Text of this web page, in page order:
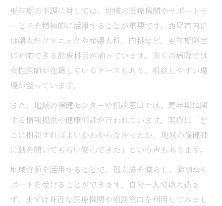
更年期の不調に対しては、地域の医療機関やサポートサ
ービスを積極的に活用することが重要です。西尾市内に
は婦人科クリニックや産婦人科、内科など、更年期障害
に対応できる診療科目が揃っています。多くの病院では
女性医師が在籍しているケースもあり、相談しやすい環
境が整っています。
また、地域の保健センターや相談窓口では、更年期に関
する情報提供や健康相談が行われています。実際に「ど
こに相談すればよいかわからなかったが、地域の保健師
に話を聞いてもらい安心できた」という声もあります。
地域資源を活用することで、孤立感を減らし、適切なサ
ポートを受けることができます。自分一人で抱え込ま
ず、まずは身近な医療機関や相談窓口を利用してみまし